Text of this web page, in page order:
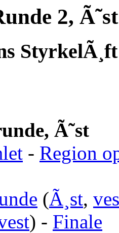
2,
Ã˜st
- Region
(Ã¸st,
) - Finale